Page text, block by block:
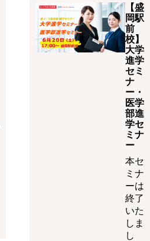
【盛
岡駅
前
校】
大学
進学
セミ
ナ
ー・
医学
部進
学セ
ミナ
ー
本セ
ミナ
ーは
終了
いた
しま
し